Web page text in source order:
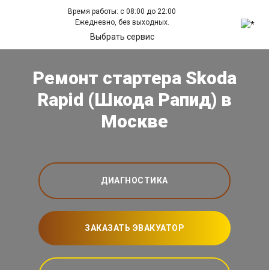
Время работы: с 08:00 до 22:00
Ежедневно, без выходных.
Выбрать сервис
Ремонт стартера Skoda
Rapid (Шкода Рапид) в
Москве
ДИАГНОСТИКА
ЗАКАЗАТЬ ЭВАКУАТОР